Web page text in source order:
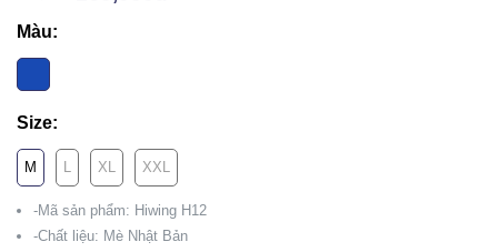
Màu:
Size:
M L XL XXL
-Mã sản phẩm: Hiwing H12
-Chất liệu: Mè Nhật Bản